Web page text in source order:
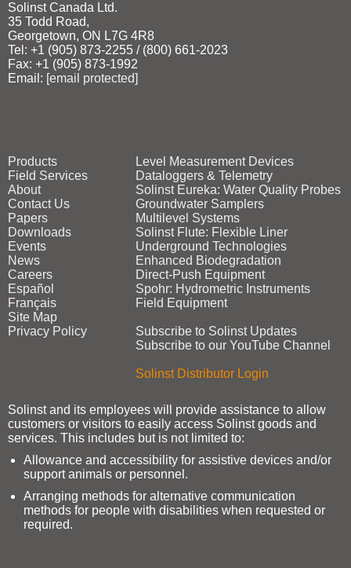
Solinst Canada Ltd.
35 Todd Road,
Georgetown, ON L7G 4R8
Tel: +1 (905) 873‑2255 / (800) 661‑2023
Fax: +1 (905) 873‑1992
Email: [email protected]
Products
Field Services
About
Contact Us
Papers
Downloads
Events
News
Careers
Español
Français
Site Map
Privacy Policy
Level Measurement Devices
Dataloggers & Telemetry
Solinst Eureka: Water Quality Probes
Groundwater Samplers
Multilevel Systems
Solinst Flute: Flexible Liner
Underground Technologies
Enhanced Biodegradation
Direct‑Push Equipment
Spohr: Hydrometric Instruments
Field Equipment
Subscribe to Solinst Updates
Subscribe to our YouTube Channel
Solinst Distributor Login
Solinst and its employees will provide assistance to allow
customers or visitors to easily access Solinst goods and
services. This includes but is not limited to:
Allowance and accessibility for assistive devices and/or
support animals or personnel.
Arranging methods for alternative communication
methods for people with disabilities when requested or
required.